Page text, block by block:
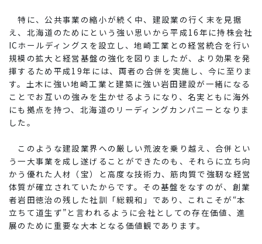
特に、公共事業の縮小が続く中、建設業の行く末を見据
え、北海道のためにという強い思いから平成16年に持株会社
ICホールディングスを設立し、地崎工業との経営統合を行い
規模の拡大と経営基盤の強化を図りましたが、より効果を発
揮するため平成19年には、両者の合併を実施し、今に至りま
す。土木に強い地崎工業と建築に強い岩田建設が一緒になる
ことでお互いの強みを生かせるようになり、名実ともに海外
にも拠点を持つ、北海道のリーディングカンパニーとなりま
した。
このような建設業界への厳しい荒波を乗り越え、合併とい
う一大事業を成し遂げることができたのも、それらに立ち向
かう優れた人材（宝）と高度な技術力、筋肉質で強靭な経営
体質が確立されていたからです。その基盤をなすのが、創業
者岩田徳治の残した社訓「総親和」であり、これこそが“本
立ちて道生ず”と言われるように会社としての存在価値、進
展のために重要な大本となる価値観であります。